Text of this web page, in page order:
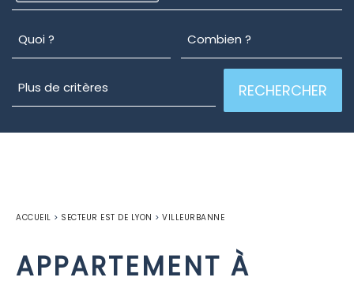
ACCUEIL > SECTEUR EST DE LYON > VILLEURBANNE
APPARTEMENT À